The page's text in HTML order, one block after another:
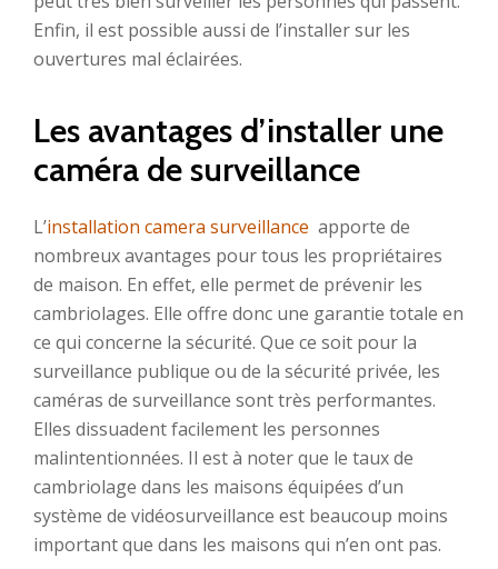
Enfin, il est possible aussi de l’installer sur les
ouvertures mal éclairées.
Les avantages d’installer une
caméra de surveillance
L’installation camera surveillance apporte de
nombreux avantages pour tous les propriétaires
de maison. En effet, elle permet de prévenir les
cambriolages. Elle offre donc une garantie totale en
ce qui concerne la sécurité. Que ce soit pour la
surveillance publique ou de la sécurité privée, les
caméras de surveillance sont très performantes.
Elles dissuadent facilement les personnes
malintentionnées. Il est à noter que le taux de
cambriolage dans les maisons équipées d’un
système de vidéosurveillance est beaucoup moins
important que dans les maisons qui n’en ont pas.